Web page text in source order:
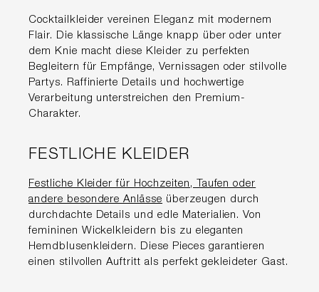
Cocktailkleider vereinen Eleganz mit modernem
Flair. Die klassische Länge knapp über oder unter
dem Knie macht diese Kleider zu perfekten
Begleitern für Empfänge, Vernissagen oder stilvolle
Partys. Raffinierte Details und hochwertige
Verarbeitung unterstreichen den Premium-
Charakter.
FESTLICHE KLEIDER
Festliche Kleider für Hochzeiten, Taufen oder
andere besondere Anlässe überzeugen durch
durchdachte Details und edle Materialien. Von
femininen Wickelkleidern bis zu eleganten
Hemdblusenkleidern. Diese Pieces garantieren
einen stilvollen Auftritt als perfekt gekleideter Gast.